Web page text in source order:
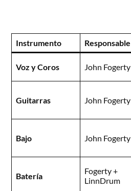
Instrumento Responsable
Voz y Coros John Fogerty
Guitarras John Fogerty
Bajo John Fogerty
Batería
Fogerty +
LinnDrum